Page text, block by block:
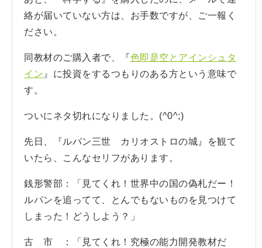
絡が届いていない方は、お手数ですが、ご一報く
ださい。
同教材のご購入者で、『色即是空とアインシュタ
イン 』に投資をするつもりのある方という意味で
す。
ついにネタ切れになりました。(^0^;)
先日、『ルパン三世 カリオストロの城』を観て
いたら、こんなセリフがあります。
銭形警部：「見てくれ！世界中の国の偽札だー！
ルパンを追ってて、とんでもないものを見つけて
しまった！どうしよう？」
古 市 ：「見てくれ！究極の能力開発教材だ